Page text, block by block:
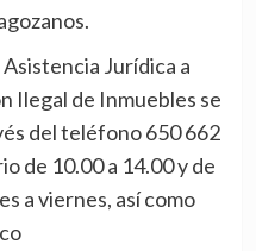
Ilegal de Inmuebles se
del teléfono 650 662
de 10.00 a 14.00 y de
a viernes, así como